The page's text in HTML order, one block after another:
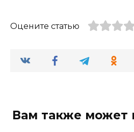
Оцените статью
Вам также может